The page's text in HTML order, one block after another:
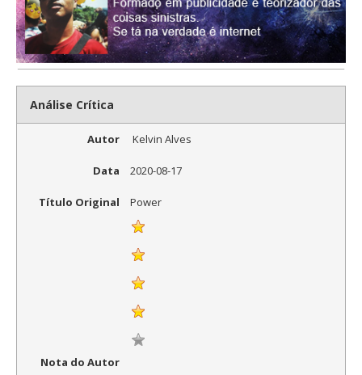
Análise Crítica
Autor Kelvin Alves
Data 2020-08-17
Título Original Power
Nota do Autor